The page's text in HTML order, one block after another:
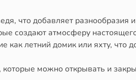
что добавляет разнообразия и
создают атмосферу
как летний домик или яхту, что
можно открывать и